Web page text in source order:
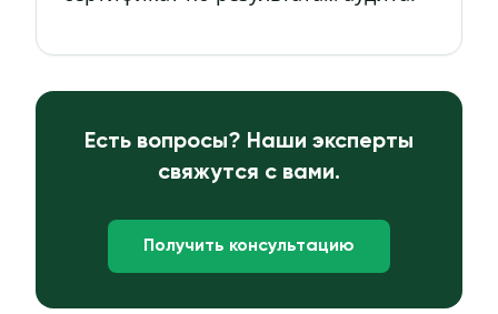
Есть вопросы? Наши эксперты
свяжутся с вами.
Получить консультацию